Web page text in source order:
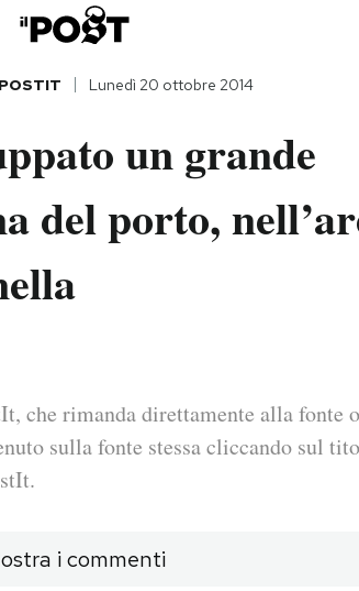
POSTIT Lunedì 20 ottobre 2014
un grande
del porto,
che rimanda direttamente alla fonte
sulla fonte stessa cliccando sul
i commenti